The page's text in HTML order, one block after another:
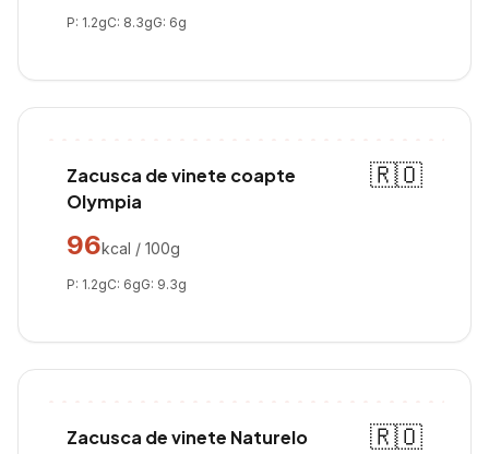
P: 1.2gC: 8.3gG: 6g
Zacusca de vinete coapte
Olympia
🇷🇴
96kcal / 100g
P: 1.2gC: 6gG: 9.3g
Zacusca de vinete Naturelo
🇷🇴